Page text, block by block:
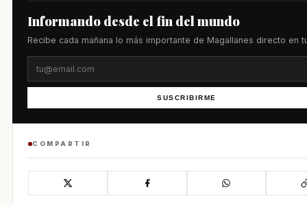
Informando desde el fin del mundo
Recibe cada mañana lo más importante de Magallanes directo en
SUSCRIBIRME
COMPARTIR